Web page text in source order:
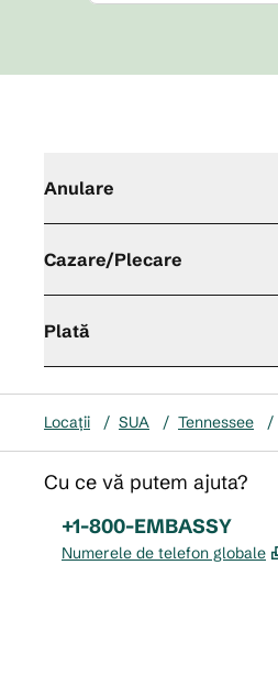
Anulare
Cazare/Plecare
Plată
Locații / SUA / Tennessee /
Cu ce vă putem ajuta?
Telefon:
+1-800-EMBASSY
Numerele de telefon globale